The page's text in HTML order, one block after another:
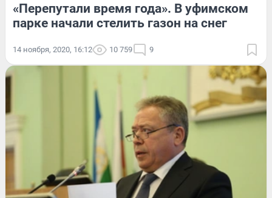
«Перепутали время года». В уфимском
парке начали стелить газон на снег
14 ноября, 2020, 16:12 10 759 9